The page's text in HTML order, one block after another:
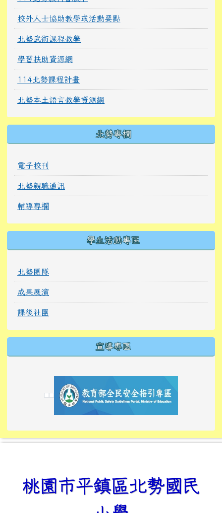
校外人士協助教學或活動要點
北勢武術課程教學
學習扶助資源網
114北勢課程計畫
北勢本土語言教學資源網
北勢專欄
電子校刊
北勢親職通訊
輔導專欄
學生活動專區
北勢團隊
成果展演
課後社團
宣導專區
link to https://
link to https://10000.gov.tw/
link to https://
link to https://10000.gov.tw/
link to https://
link to https://
link to https://i.win.org.tw/
link to https://
link to https://
link to https://
link to https://
桃園市平鎮區北勢國民